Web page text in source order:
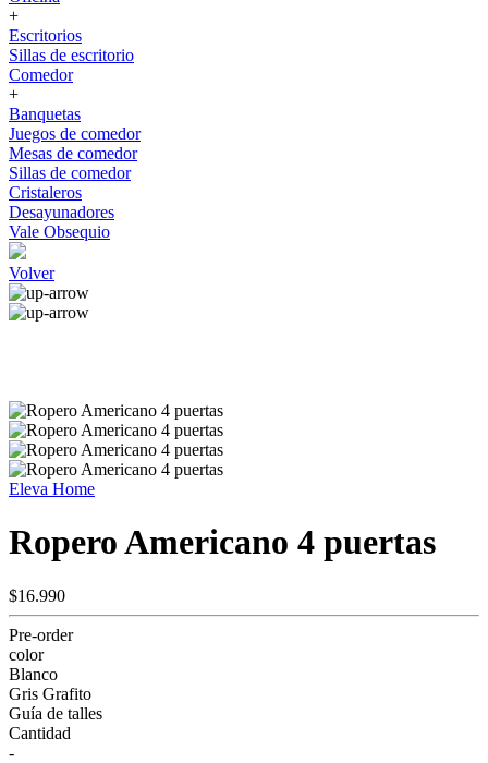
+
Escritorios
Sillas de escritorio
Comedor
+
Banquetas
Juegos de comedor
Mesas de comedor
Sillas de comedor
Cristaleros
Desayunadores
Vale Obsequio
Volver
Eleva Home
Ropero Americano 4 puertas
$16.990
Pre-order
color
Blanco
Gris Grafito
Guía de talles
Cantidad
-